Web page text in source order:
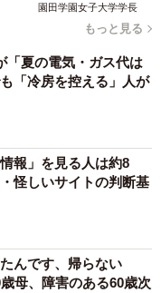
園田学園女子大学学長
もっと見る
「夏の電気・ガス代は
「冷房を控える」人が
報」を見る人は約8
怪しいサイトの判断基
んです、帰らない
母、障害のある60歳次